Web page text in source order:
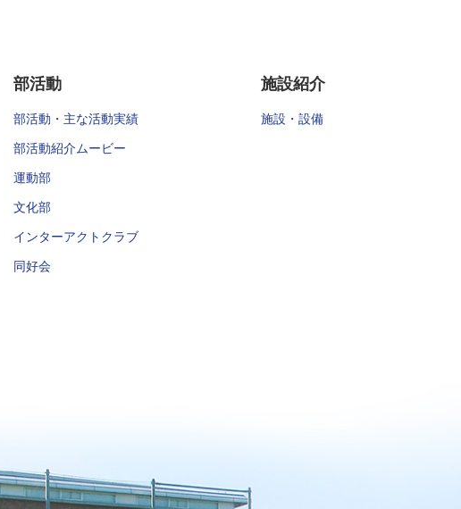
部活動
部活動・主な活動実績
部活動紹介ムービー
運動部
文化部
インターアクトクラブ
同好会
施設紹介
施設・設備